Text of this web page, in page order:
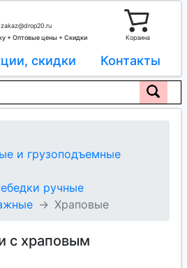
zakaz@drop20.ru
+ Оптовые цены + Скидки
Корзина
скидки Контакты
и грузоподъемные
ручные
Храповые
с храповым